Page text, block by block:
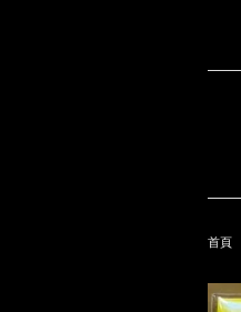
首頁